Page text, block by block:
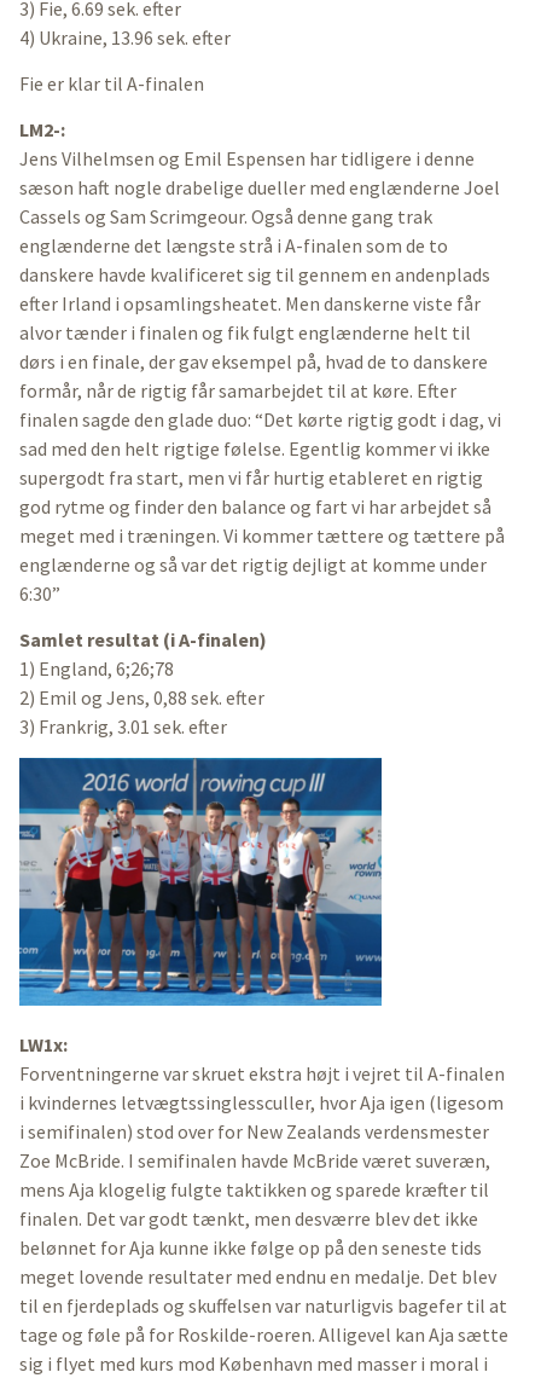
3) Fie, 6.69 sek. efter
4) Ukraine, 13.96 sek. efter
Fie er klar til A-finalen
LM2-:
Jens Vilhelmsen og Emil Espensen har tidligere i denne
sæson haft nogle drabelige dueller med englænderne Joel
Cassels og Sam Scrimgeour. Også denne gang trak
englænderne det længste strå i A-finalen som de to
danskere havde kvalificeret sig til gennem en andenplads
efter Irland i opsamlingsheatet. Men danskerne viste får
alvor tænder i finalen og fik fulgt englænderne helt til
dørs i en finale, der gav eksempel på, hvad de to danskere
formår, når de rigtig får samarbejdet til at køre. Efter
finalen sagde den glade duo: “Det kørte rigtig godt i dag, vi
sad med den helt rigtige følelse. Egentlig kommer vi ikke
supergodt fra start, men vi får hurtig etableret en rigtig
god rytme og finder den balance og fart vi har arbejdet så
meget med i træningen. Vi kommer tættere og tættere på
englænderne og så var det rigtig dejligt at komme under
6:30”
Samlet resultat (i A-finalen)
1) England, 6;26;78
2) Emil og Jens, 0,88 sek. efter
3) Frankrig, 3.01 sek. efter
LW1x:
Forventningerne var skruet ekstra højt i vejret til A-finalen
i kvindernes letvægtssinglessculler, hvor Aja igen (ligesom
i semifinalen) stod over for New Zealands verdensmester
Zoe McBride. I semifinalen havde McBride været suveræn,
mens Aja klogelig fulgte taktikken og sparede kræfter til
finalen. Det var godt tænkt, men desværre blev det ikke
belønnet for Aja kunne ikke følge op på den seneste tids
meget lovende resultater med endnu en medalje. Det blev
til en fjerdeplads og skuffelsen var naturligvis bagefer til at
tage og føle på for Roskilde-roeren. Alligevel kan Aja sætte
sig i flyet med kurs mod København med masser i moral i